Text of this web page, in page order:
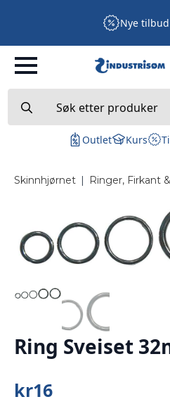
Nye
for:
Outlet Kurs
Skinnhjørnet | Ringer, Firkant
Ring Sveiset
kr16